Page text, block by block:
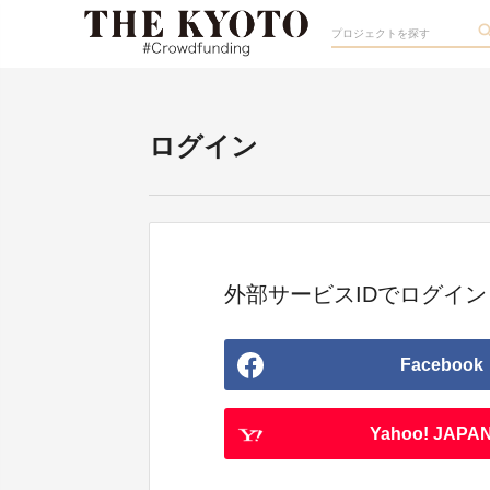
ログイン
外部サービスIDでログイン
Facebook
Yahoo!